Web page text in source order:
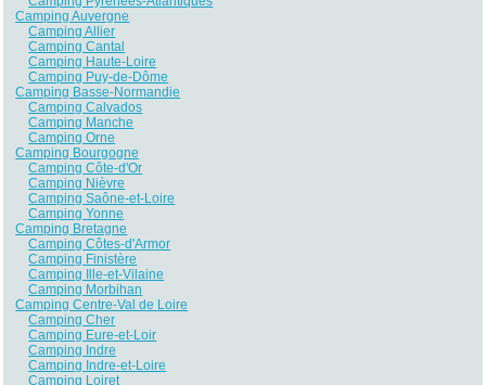
Camping Auvergne
Camping Allier
Camping Cantal
Camping Haute-Loire
Camping Puy-de-Dôme
Camping Basse-Normandie
Camping Calvados
Camping Manche
Camping Orne
Camping Bourgogne
Camping Côte-d'Or
Camping Nièvre
Camping Saône-et-Loire
Camping Yonne
Camping Bretagne
Camping Côtes-d'Armor
Camping Finistère
Camping Ille-et-Vilaine
Camping Morbihan
Camping Centre-Val de Loire
Camping Cher
Camping Eure-et-Loir
Camping Indre
Camping Indre-et-Loire
Camping Loiret